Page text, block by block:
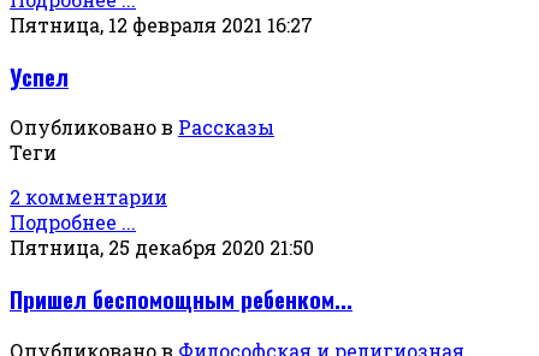
Пятница, 12 февраля 2021 16:27
Успел
Опубликовано в Рассказы
Теги
2 комментарии
Подробнее ...
Пятница, 25 декабря 2020 21:50
Пришел беспомощным ребенком...
Опубликовано в Философская и религиозная